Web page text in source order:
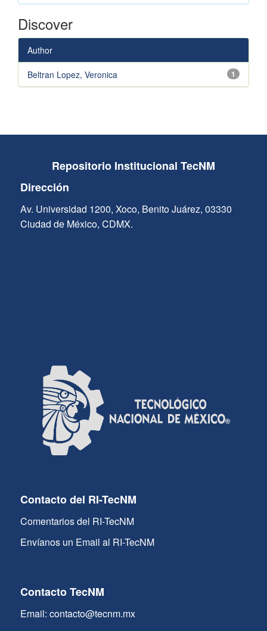
Discover
Author
1
Beltran Lopez, Veronica
Repositorio Institucional TecNM
Dirección
Av. Universidad 1200, Xoco, Benito Juárez, 03330
Ciudad de México, CDMX.
Contacto del RI-TecNM
Comentarios del RI-TecNM
Envíanos un Email al RI-TecNM
Contacto TecNM
Email: contacto@tecnm.mx